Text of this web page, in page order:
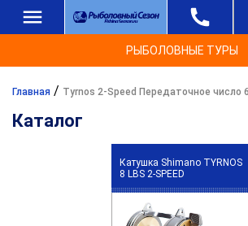
РЫБОЛОВНЫЕ ТУРЫ
Главная / Tyrnos 2-Speed Передаточное число
Каталог
Катушка Shimano TYRNOS
8 LBS 2-SPEED